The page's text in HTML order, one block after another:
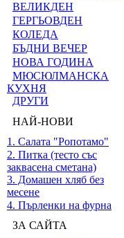
ВЕЛИКДЕН
ГЕРГЬОВДЕН
КОЛЕДА
БЪДНИ ВЕЧЕР
НОВА ГОДИНА
МЮСЮЛМАНСКА
КУХНЯ
ДРУГИ
НАЙ-НОВИ
1. Салата "Ропотамо"
2. Питка (тесто със
заквасена сметана)
3. Домашен хляб без
месене
4. Пърленки на фурна
ЗА САЙТА